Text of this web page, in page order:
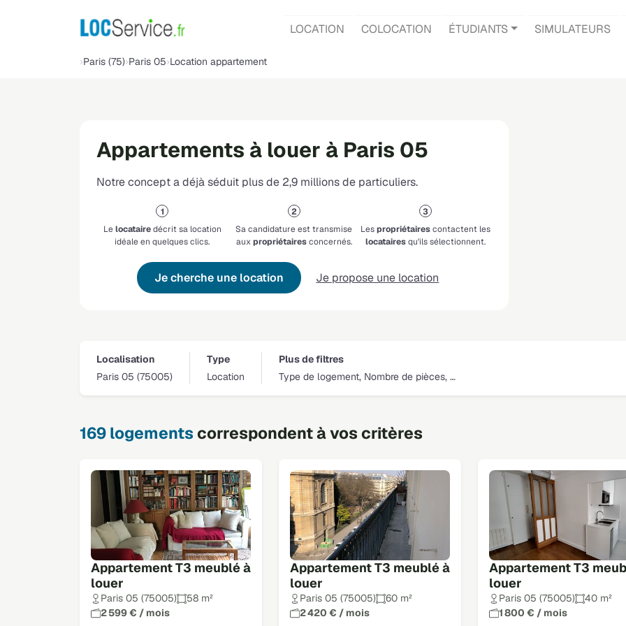
LOCATION COLOCATION ÉTUDIANTS SIMULATEURS
Paris (75) Paris 05 Location appartement
Appartements à louer à Paris 05
Notre concept a déjà séduit plus de 2,9 millions de particuliers.
Lelocatairedécrit sa location
idéale en quelques clics.
Sa candidature est transmise
auxpropriétairesconcernés.
Lespropriétairescontactent les
locatairesqu'ils sélectionnent.
Je cherche une location Je propose une location
Localisation
Paris 05 (75005)
Type
Location
Plus de filtres
Type de logement, Nombre de pièces, …
169 logements correspondent à vos critères
Appartement T3 meublé à
louer
Paris 05 (75005)
58 m²
2 599 € / mois
Appartement T3 meublé à
louer
Paris 05 (75005)
60 m²
2 420 € / mois
Appartement T3
louer
Paris 05 (75005)
40 m²
1 800 € / mois